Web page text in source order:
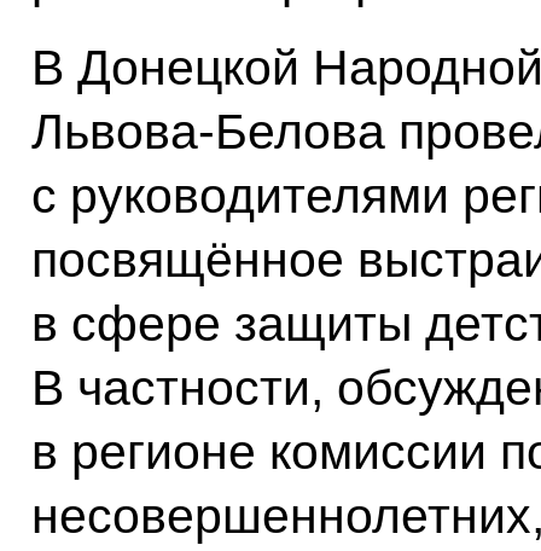
В Донецкой
Львова-Белова
с руководителями
посвящённое
в сфере защиты
В частности,
в регионе комиссии